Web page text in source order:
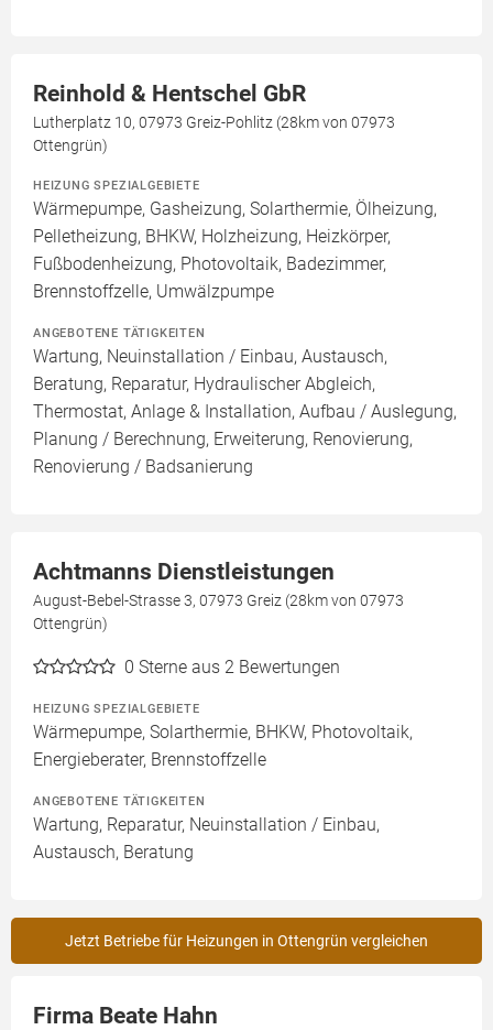
Reinhold & Hentschel GbR
Lutherplatz 10, 07973 Greiz-Pohlitz (28km von 07973
Ottengrün)
HEIZUNG SPEZIALGEBIETE
Wärmepumpe, Gasheizung, Solarthermie, Ölheizung,
Pelletheizung, BHKW, Holzheizung, Heizkörper,
Fußbodenheizung, Photovoltaik, Badezimmer,
Brennstoffzelle, Umwälzpumpe
ANGEBOTENE TÄTIGKEITEN
Wartung, Neuinstallation / Einbau, Austausch,
Beratung, Reparatur, Hydraulischer Abgleich,
Thermostat, Anlage & Installation, Aufbau / Auslegung,
Planung / Berechnung, Erweiterung, Renovierung,
Renovierung / Badsanierung
Achtmanns Dienstleistungen
August-Bebel-Strasse 3, 07973 Greiz (28km von 07973
Ottengrün)
0 Sterne aus 2 Bewertungen
HEIZUNG SPEZIALGEBIETE
Wärmepumpe, Solarthermie, BHKW, Photovoltaik,
Energieberater, Brennstoffzelle
ANGEBOTENE TÄTIGKEITEN
Wartung, Reparatur, Neuinstallation / Einbau,
Austausch, Beratung
Jetzt Betriebe für Heizungen in Ottengrün vergleichen
Firma Beate Hahn